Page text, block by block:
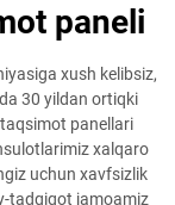
paneli
xush kelibsiz,
30 yildan ortiqki
panellari
xalqaro
uchun xavfsizlik
tadqiqot jamoamiz